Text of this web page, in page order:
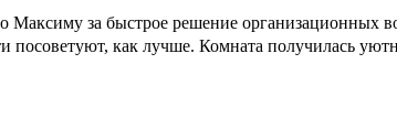
Максиму за быстрое решение
посоветуют, как лучше. Комната получилась